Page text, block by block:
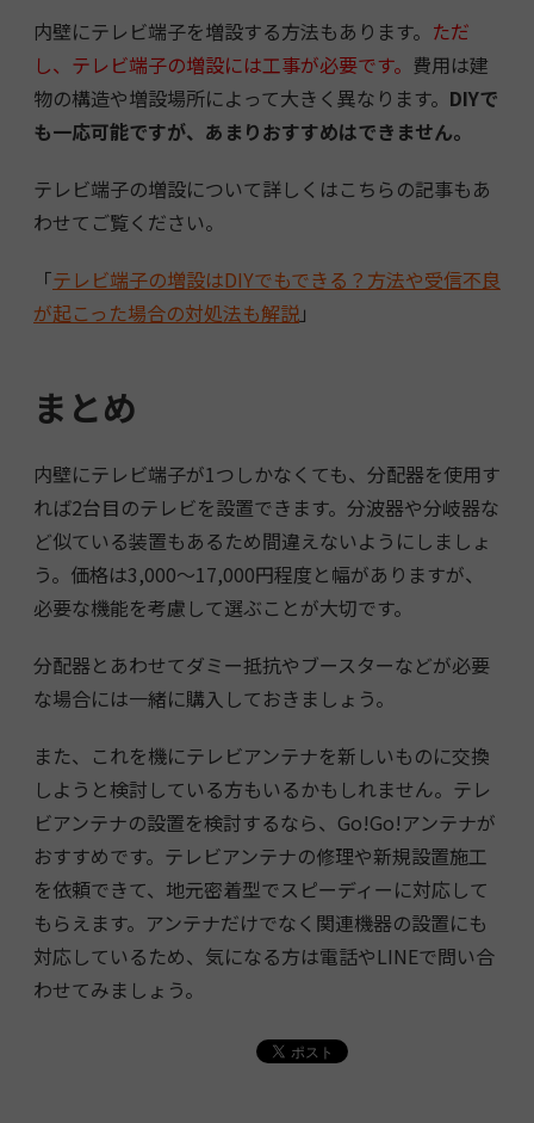
内壁にテレビ端子を増設する方法もあります。 ただ
し、テレビ端子の増設には工事が必要です。 費用は建
物の構造や増設場所によって大きく異なります。 DIYで
も一応可能ですが、あまりおすすめはできません。
テレビ端子の増設について詳しくはこちらの記事もあ
わせてご覧ください。
「テレビ端子の増設はDIYでもできる？方法や受信不良
が起こった場合の対処法も解説」
まとめ
内壁にテレビ端子が1つしかなくても、分配器を使用す
れば2台目のテレビを設置できます。分波器や分岐器な
ど似ている装置もあるため間違えないようにしましょ
う。価格は3,000～17,000円程度と幅がありますが、
必要な機能を考慮して選ぶことが大切です。
分配器とあわせてダミー抵抗やブースターなどが必要
な場合には一緒に購入しておきましょう。
また、これを機にテレビアンテナを新しいものに交換
しようと検討している方もいるかもしれません。テレ
ビアンテナの設置を検討するなら、Go!Go!アンテナが
おすすめです。テレビアンテナの修理や新規設置施工
を依頼できて、地元密着型でスピーディーに対応して
もらえます。アンテナだけでなく関連機器の設置にも
対応しているため、気になる方は電話やLINEで問い合
わせてみましょう。